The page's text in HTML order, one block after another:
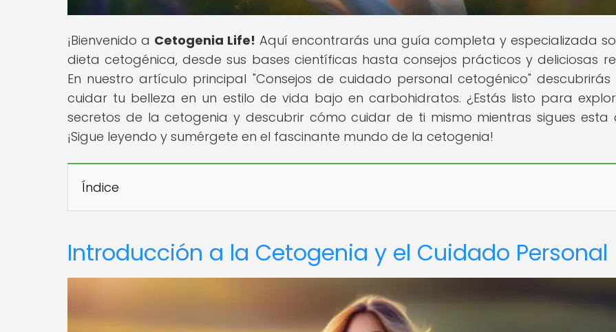
¡Bienvenido a Cetogenia Life! Aquí encontrarás una guía completa y especializada
dieta cetogénica, desde sus bases científicas hasta consejos prácticos y deliciosas
En nuestro artículo principal "Consejos de cuidado personal cetogénico"
cuidar tu belleza en un estilo de vida bajo en carbohidratos. ¿Estás listo para
secretos de la cetogenia y descubrir cómo cuidar de ti mismo mientras sigues esta
¡Sigue leyendo y sumérgete en el fascinante mundo de la cetogenia!
Índice
Introducción a la Cetogenia y el Cuidado Personal